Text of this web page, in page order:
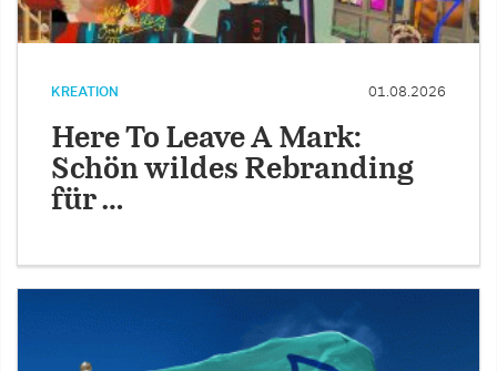
KREATION 01.08.2026
Here To Leave A Mark:
Schön wildes Rebranding
für …